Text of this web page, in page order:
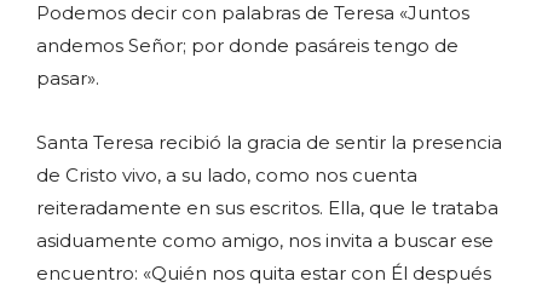
Podemos decir con palabras de Teresa «Juntos
andemos Señor; por donde pasáreis tengo de
pasar».
Santa Teresa recibió la gracia de sentir la presencia
de Cristo vivo, a su lado, como nos cuenta
reiteradamente en sus escritos. Ella, que le trataba
asiduamente como amigo, nos invita a buscar ese
encuentro: «Quién nos quita estar con Él después